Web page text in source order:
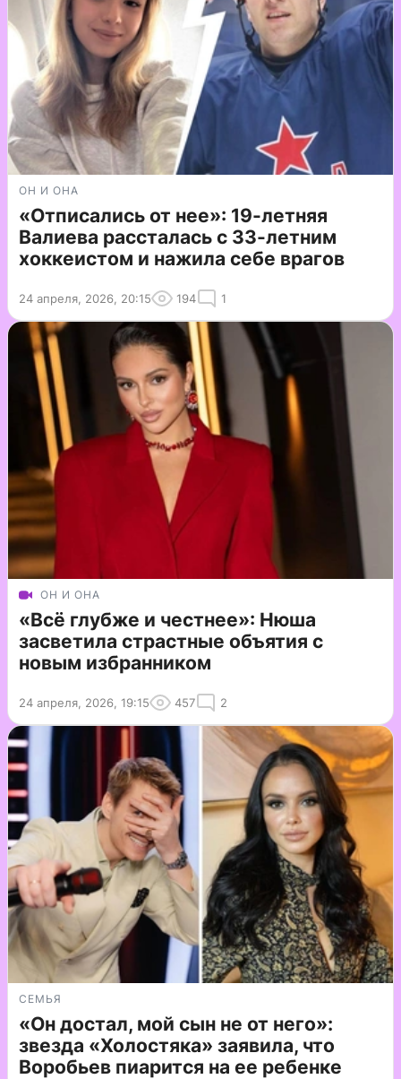
ОН И ОНА
«Отписались от нее»: 19-летняя
Валиева рассталась с 33-летним
хоккеистом и нажила себе врагов
24 апреля, 2026, 20:15 194 1
ОН И ОНА
«Всё глубже и честнее»: Нюша
засветила страстные объятия с
новым избранником
24 апреля, 2026, 19:15 457 2
СЕМЬЯ
«Он достал, мой сын не от него»:
звезда «Холостяка» заявила, что
Воробьев пиарится на ее ребенке